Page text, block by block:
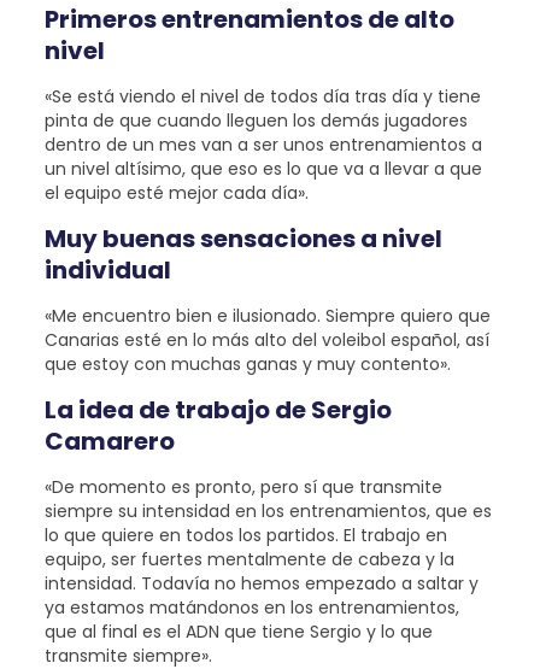
Primeros entrenamientos de alto
nivel
«Se está viendo el nivel de todos día tras día y tiene
pinta de que cuando lleguen los demás jugadores
dentro de un mes van a ser unos entrenamientos a
un nivel altísimo, que eso es lo que va a llevar a que
el equipo esté mejor cada día».
Muy buenas sensaciones a nivel
individual
«Me encuentro bien e ilusionado. Siempre quiero que
Canarias esté en lo más alto del voleibol español, así
que estoy con muchas ganas y muy contento».
La idea de trabajo de Sergio
Camarero
«De momento es pronto, pero sí que transmite
siempre su intensidad en los entrenamientos, que es
lo que quiere en todos los partidos. El trabajo en
equipo, ser fuertes mentalmente de cabeza y la
intensidad. Todavía no hemos empezado a saltar y
ya estamos matándonos en los entrenamientos,
que al final es el ADN que tiene Sergio y lo que
transmite siempre».